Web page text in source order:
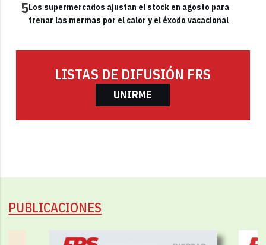
5Los supermercados ajustan el stock en agosto para
frenar las mermas por el calor y el éxodo vacacional
LISTAS DE DIFUSIÓN FRS
UNIRME
PUBLICACIONES